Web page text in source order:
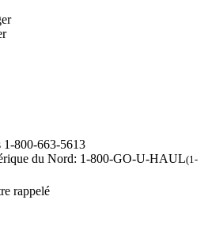
1-800-663-5613
du Nord: 1-800-GO-U-HAUL(1-
rappelé